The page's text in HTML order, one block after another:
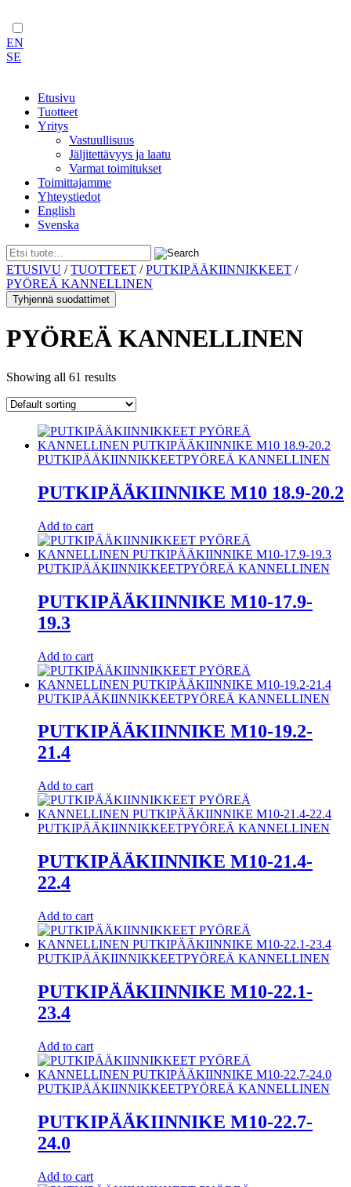
EN
SE
Etusivu
Tuotteet
Yritys
Vastuullisuus
Jäljitettävyys ja laatu
Varmat toimitukset
Toimittajamme
Yhteystiedot
English
Svenska
Skip
to
content
ETUSIVU /TUOTTEET /PUTKIPÄÄKIINNIKKEET /
PYÖREÄ KANNELLINEN
Tyhjennä suodattimet
PYÖREÄ KANNELLINEN
Showing all 61 results
PUTKIPÄÄKIINNIKKEETPYÖREÄ KANNELLINEN
PUTKIPÄÄKIINNIKE M10 18.9-20.2
Add to cart
PUTKIPÄÄKIINNIKKEETPYÖREÄ KANNELLINEN
PUTKIPÄÄKIINNIKE M10-17.9-
19.3
Add to cart
PUTKIPÄÄKIINNIKKEETPYÖREÄ KANNELLINEN
PUTKIPÄÄKIINNIKE M10-19.2-
21.4
Add to cart
PUTKIPÄÄKIINNIKKEETPYÖREÄ KANNELLINEN
PUTKIPÄÄKIINNIKE M10-21.4-
22.4
Add to cart
PUTKIPÄÄKIINNIKKEETPYÖREÄ KANNELLINEN
PUTKIPÄÄKIINNIKE M10-22.1-
23.4
Add to cart
PUTKIPÄÄKIINNIKKEETPYÖREÄ KANNELLINEN
PUTKIPÄÄKIINNIKE M10-22.7-
24.0
Add to cart